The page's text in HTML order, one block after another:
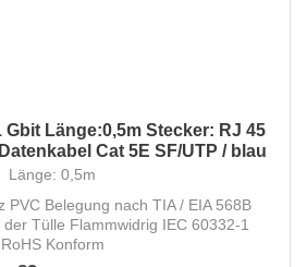
Gbit Länge:0,5m Stecker: RJ 45
Cat 5E SF/UTP / blau
Länge: 0,5m
PVC Belegung nach TIA / EIA 568B
Tülle Flammwidrig IEC 60332-1
RoHS Konform